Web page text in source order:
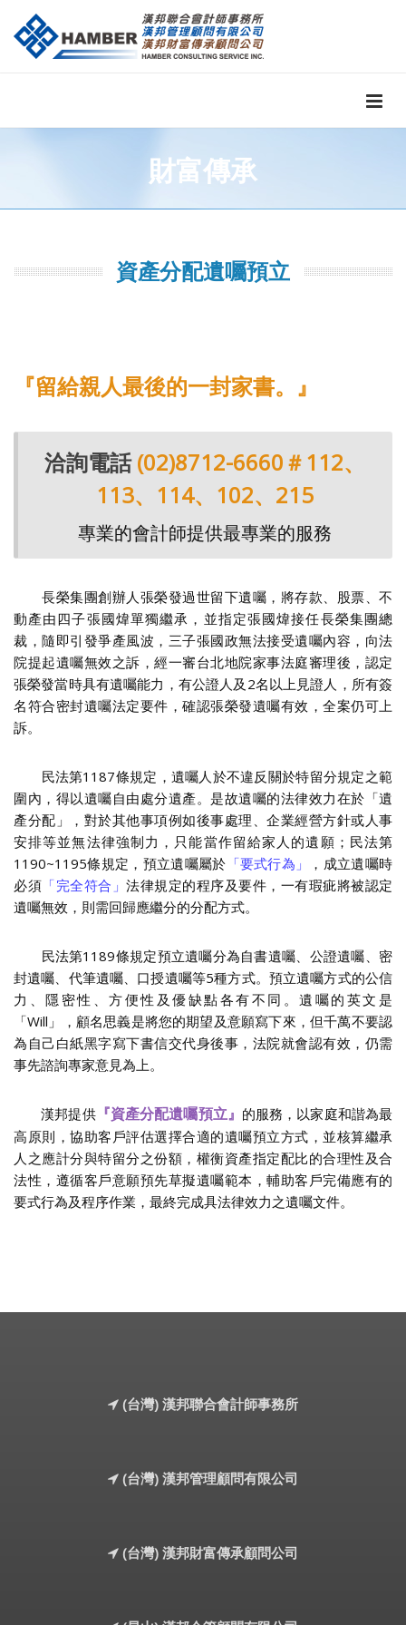
財富傳承
資產分配遺囑預立
『留給親人最後的一封家書。』
洽詢電話(02)8712-6660＃112、
113、114、102、215
專業的會計師提供最專業的服務
長榮集團創辦人張榮發過世留下遺囑，將存款、股票、不
動產由四子張國煒單獨繼承，並指定張國煒接任長榮集團總
裁，隨即引發爭產風波，三子張國政無法接受遺囑內容，向法
院提起遺囑無效之訴，經一審台北地院家事法庭審理後，認定
張榮發當時具有遺囑能力，有公證人及2名以上見證人，所有簽
名符合密封遺囑法定要件，確認張榮發遺囑有效，全案仍可上
訴。
民法第1187條規定，遺囑人於不違反關於特留分規定之範
圍內，得以遺囑自由處分遺產。是故遺囑的法律效力在於「遺
產分配」，對於其他事項例如後事處理、企業經營方針或人事
安排等並無法律強制力，只能當作留給家人的遺願；民法第
1190~1195條規定，預立遺囑屬於 「要式行為」
，成立遺囑時
必須 「完全符合」 法律規定的程序及要件，一有瑕疵將被認定
遺囑無效，則需回歸應繼分的分配方式。
民法第1189條規定預立遺囑分為自書遺囑、公證遺囑、密
封遺囑、代筆遺囑、口授遺囑等5種方式。預立遺囑方式的公信
力、隱密性、方便性及優缺點各有不同。遺囑的英文是
「Will」，顧名思義是將您的期望及意願寫下來 ，但千萬不要認
為自己白紙黑字寫下書信交代身後事，法院就會認有效，仍需
事先諮詢專家意見為上。
漢邦提供『資產分配遺囑預立』 的服務，以家庭和諧為最
高原則，協助客戶評估選擇合適的遺囑預立方式，並核算繼承
人之應計分與特留分之份額，權衡資產指定配比的合理性及合
法性，遵循客戶意願預先草擬遺囑範本，輔助客戶完備應有的
要式行為及程序作業，最終完成具法律效力之遺囑文件。
(台灣) 漢邦聯合會計師事務所
(台灣) 漢邦管理顧問有限公司
(台灣) 漢邦財富傳承顧問公司